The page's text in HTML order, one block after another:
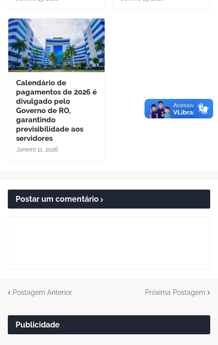
Calendário de
pagamentos de 2026 é
divulgado pelo
Governo de RO,
garantindo
previsibilidade aos
servidores
Janeiro 11, 2026
Postar um comentário
Postagem Anterior Próxima Postagem
Publicidade